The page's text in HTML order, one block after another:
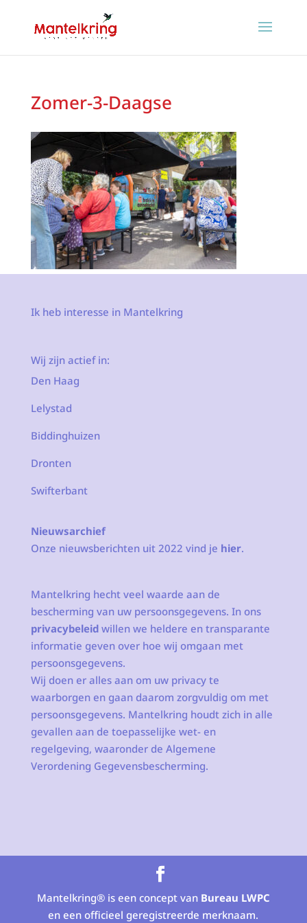
Zomer-3-Daagse
Ik heb interesse in Mantelkring
Wij zijn actief in:
Den Haag
Lelystad
Biddinghuizen
Dronten
Swifterbant
Nieuwsarchief
Onze nieuwsberichten uit 2022 vind je hier.
Mantelkring hecht veel waarde aan de
bescherming van uw persoonsgegevens. In ons
privacybeleidwillen we heldere en transparante
informatie geven over hoe wij omgaan met
persoonsgegevens.
Wij doen er alles aan om uw privacy te
waarborgen en gaan daarom zorgvuldig om met
persoonsgegevens. Mantelkring houdt zich in alle
gevallen aan de toepasselijke wet- en
regelgeving, waaronder de Algemene
Verordening Gegevensbescherming.
Mantelkring® is een concept van Bureau LWPC
en een officieel geregistreerde merknaam.